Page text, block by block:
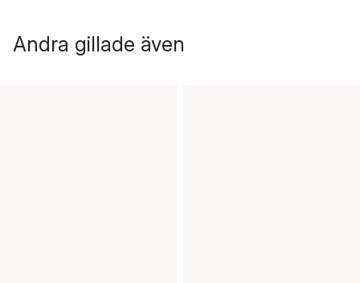
Andra gillade även